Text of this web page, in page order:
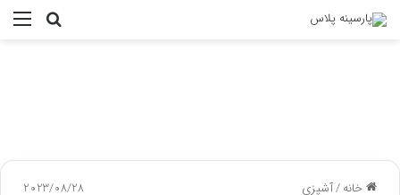
جستجو
خانه/آشپزی 2023/08/28